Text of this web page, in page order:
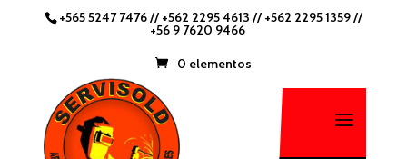
+565 5247 7476// +562 2295 4613 // +562 2295 1359//
+56 9 7620 9466
0 elementos